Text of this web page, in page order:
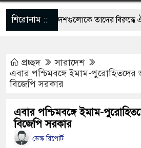
শিরোনাম ::
মুসলিম দেশগুলোকে তাদের বিরুদ্ধে
বাজি রেখে বাংলাদেশকে নতুন করে স্বাধীন
বেসরকারীকরণ লুটপাটের নতুন লাইসেন্স:
প্রচ্ছদ
সারাদেশ
এবার পশ্চিমবঙ্গে ইমাম-পুরোহিতদের
বিজেপি সরকার
এবার পশ্চিমবঙ্গে ইমাম-
বিজেপি সরকার
ডেস্ক রিপোর্ট